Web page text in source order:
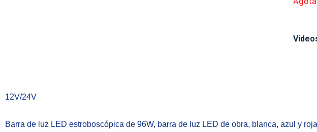
12V/24V
Barra de luz LED estroboscópica de 96W, barra de luz LED de obra, blanca, azul y